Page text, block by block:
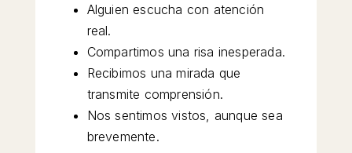
Alguien escucha con atención
real.
Compartimos una risa inesperada.
Recibimos una mirada que
transmite comprensión.
Nos sentimos vistos, aunque sea
brevemente.